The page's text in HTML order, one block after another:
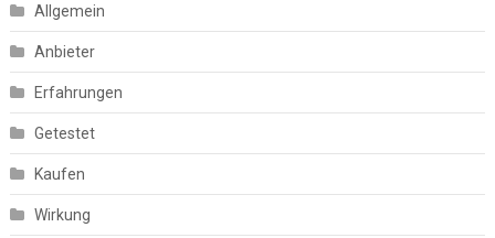
Allgemein
Anbieter
Erfahrungen
Getestet
Kaufen
Wirkung